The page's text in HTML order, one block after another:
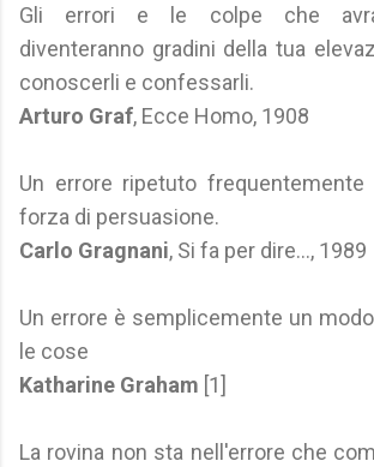
Gli errori e le colpe che
diventeranno gradini della tua
conoscerli e confessarli.
Arturo Graf, Ecce Homo, 1908
Un errore ripetuto frequentemente
forza di persuasione.
Carlo Gragnani, Si fa per dire..., 1989
Un errore è semplicemente un
le cose
Katharine Graham [1]
La rovina non sta nell'errore che